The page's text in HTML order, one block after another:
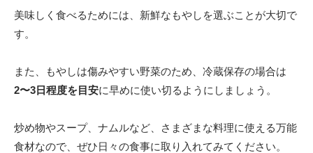
美味しく食べるためには、新鮮なもやしを選ぶことが大切で
す。
また、もやしは傷みやすい野菜のため、冷蔵保存の場合は
2〜3日程度を目安に早めに使い切るようにしましょう。
炒め物やスープ、ナムルなど、さまざまな料理に使える万能
食材なので、ぜひ日々の食事に取り入れてみてください。